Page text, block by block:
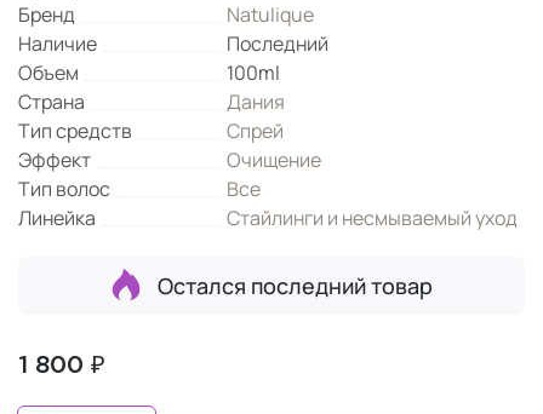
Бренд
Natulique
Наличие
Последний
Объем
100ml
Страна
Дания
Тип средств
Спрей
Эффект
Очищение
Тип волос
Все
Линейка
Стайлинги и несмываемый уход
Остался последний товар
1 800 ₽